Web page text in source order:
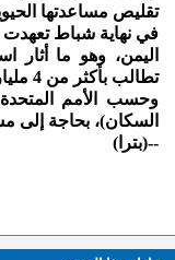
تقليص مساعدتها
اليمن، وهو ما أثار
تطالب بأكثر من 4 مليارات دولار.
السكان)، بحاجة إلى
--(بترا)